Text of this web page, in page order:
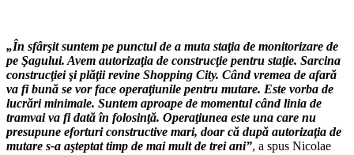
„În sfârşit suntem pe punctul de a muta staţia de monitorizare de
pe Şagului. Avem autorizaţia de construcţie pentru staţie. Sarcina
construcţiei şi plăţii revine Shopping City. Când vremea de afară
va fi bună se vor face operaţiunile pentru mutare. Este vorba de
lucrări minimale. Suntem aproape de momentul când linia de
tramvai va fi dată în folosinţă. Operaţiunea este una care nu
presupune eforturi constructive mari, doar că după autorizaţia de
mutare s-a aşteptat timp de mai mult de trei ani”, a spus Nicolae